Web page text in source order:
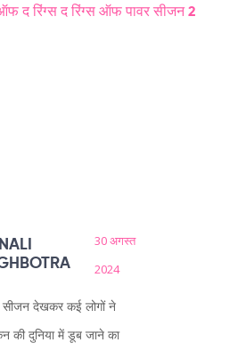
द रिंग्स द रिंग्स ऑफ पावर सीजन 2
30 अगस्त
2024
सीजन देखकर कई लोगों ने
की दुनिया में डूब जाने का